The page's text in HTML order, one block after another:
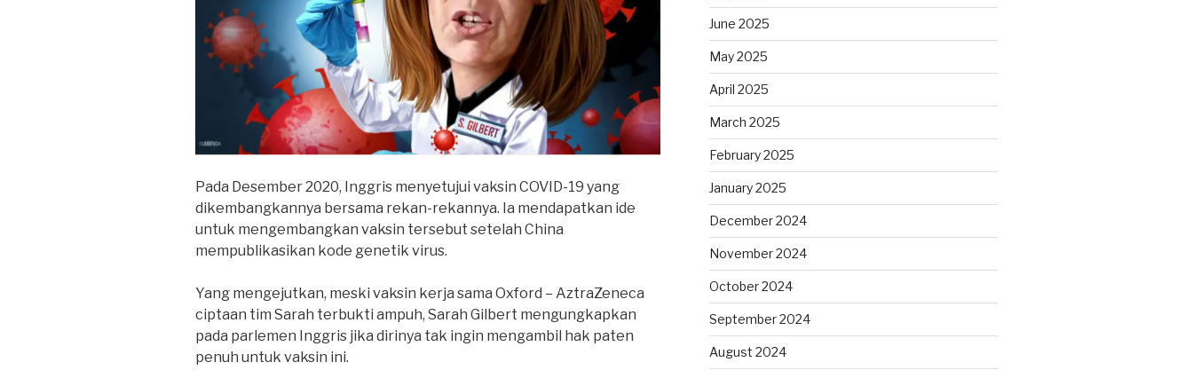
Pada Desember 2020, Inggris menyetujui vaksin COVID-19 yang
dikembangkannya bersama rekan-rekannya. Ia mendapatkan ide
untuk mengembangkan vaksin tersebut setelah China
mempublikasikan kode genetik virus.
Yang mengejutkan, meski vaksin kerja sama Oxford – AztraZeneca
ciptaan tim Sarah terbukti ampuh, Sarah Gilbert mengungkapkan
pada parlemen Inggris jika dirinya tak ingin mengambil hak paten
penuh untuk vaksin ini.
June 2025
May 2025
April 2025
March 2025
February 2025
January 2025
December 2024
November 2024
October 2024
September 2024
August 2024